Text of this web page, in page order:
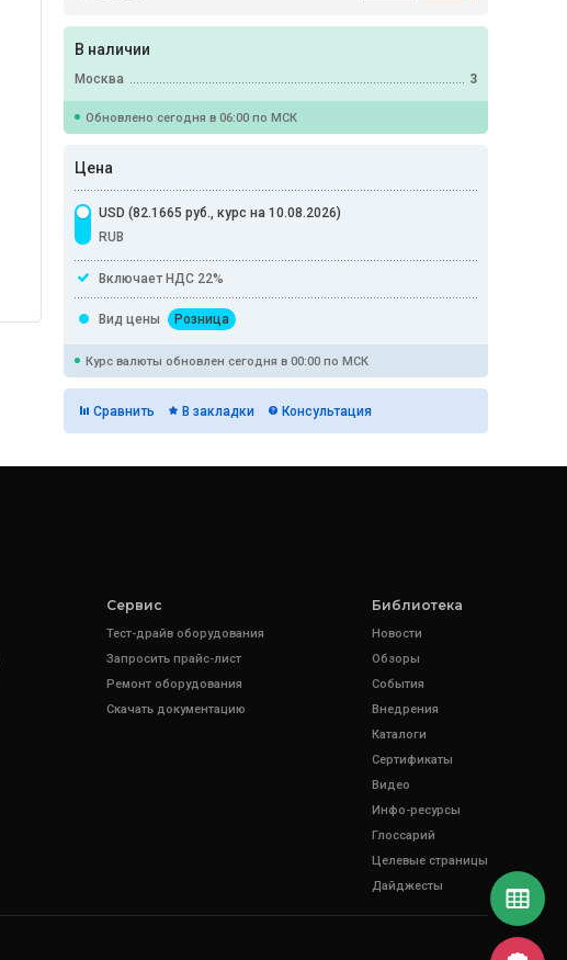
В наличии
Москва 3
Обновлено сегодня в 06:00 по МСК
Цена
USD (82.1665 руб., курс на 10.08.2026)
RUB
Включает НДС 22%
Вид цены Розница
Курс валюты обновлен сегодня в 00:00 по МСК
Сравнить В закладки Консультация
Сервис
Тест-драйв оборудования
Запросить прайс-лист
Ремонт оборудования
Скачать документацию
Библиотека
Новости
Обзоры
События
Внедрения
Каталоги
Сертификаты
Видео
Инфо-ресурсы
Глоссарий
Целевые страницы
Дайджесты